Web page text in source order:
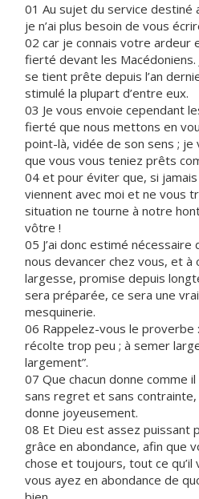
01 Au sujet du service destiné
je n’ai plus besoin de vous
02 car je connais votre ardeur
fierté devant les Macédoniens.
se tient prête depuis l’an
stimulé la plupart d’entre eux.
03 Je vous envoie cependant
fierté que nous mettons en
point-là, vidée de son sens ; je
que vous vous teniez prêts
04 et pour éviter que, si
viennent avec moi et ne vous
situation ne tourne à notre
vôtre !
05 J’ai donc estimé nécessaire
nous devancer chez vous, et à
largesse, promise depuis
sera préparée, ce sera une
mesquinerie.
06 Rappelez-vous le proverbe
récolte trop peu ; à semer
largement”.
07 Que chacun donne comme
sans regret et sans contrainte,
donne joyeusement.
08 Et Dieu est assez puissant
grâce en abondance, afin que
chose et toujours, tout ce
vous ayez en abondance de